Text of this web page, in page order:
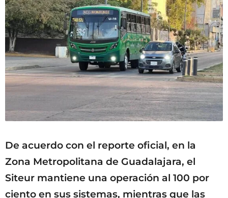
De acuerdo con el reporte oficial, en la
Zona Metropolitana de Guadalajara, el
Siteur mantiene una operación al 100 por
ciento en sus sistemas, mientras que las